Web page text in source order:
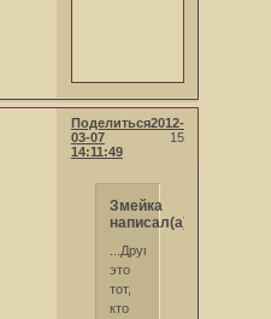
Поделиться
15
2012-
03-07
14:11:49
Змейка
написал(а):
...Друг-
это
тот,
кто